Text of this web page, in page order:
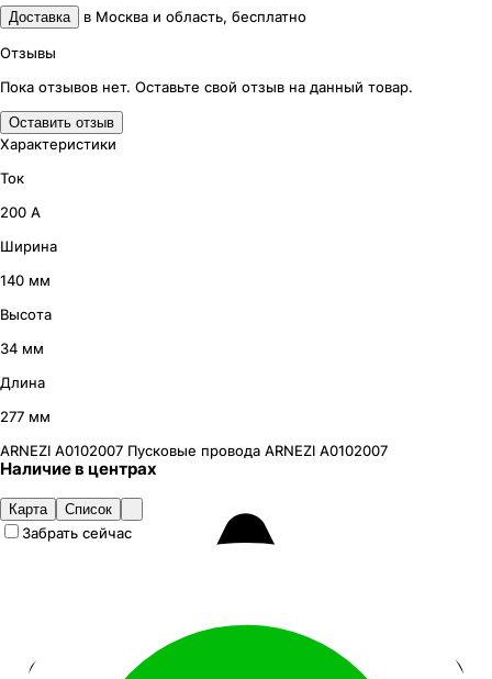
Доставка в Москва и область, бесплатно
Отзывы
Пока отзывов нет. Оставьте свой отзыв на данный товар.
Оставить отзыв
Характеристики
Ток
200 А
Ширина
140 мм
Высота
34 мм
Длина
277 мм
ARNEZI А0102007 Пусковые провода ARNEZI А0102007
Наличиев центрах
Карта Список
Забрать сейчас